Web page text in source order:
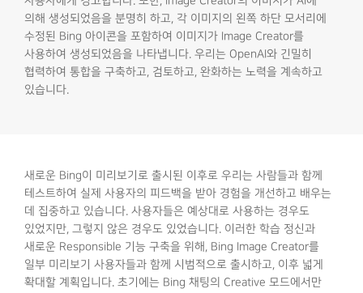
의해 생성되었음을 분명히 하고, 각 이미지의 왼쪽 하단 모서리에
수정된 Bing 아이콘을 포함하여 이미지가 Image Creator를
사용하여 생성되었음을 나타냅니다. 우리는 OpenAI와 긴밀히
협력하여 통합을 구축하고, 검토하고, 완화하는 노력을 계속하고
있습니다.
새로운 Bing이 미리보기로 출시된 이후로 우리는 사람들과 함께
테스트하여 실제 사용자의 피드백을 받아 경험을 개선하고 배우는
데 집중하고 있습니다. 사용자들은 예상대로 사용하는 경우도
있었지만, 그렇지 않은 경우도 있었습니다. 이러한 학습 정신과
새로운 Responsible 기능 구축을 위해, Bing Image Creator를
일부 미리보기 사용자들과 함께 시범적으로 출시하고, 이후 넓게
확대할 계획입니다. 초기에는 Bing 채팅의 Creative 모드에서만